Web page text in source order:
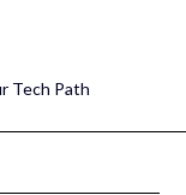
Tech Path